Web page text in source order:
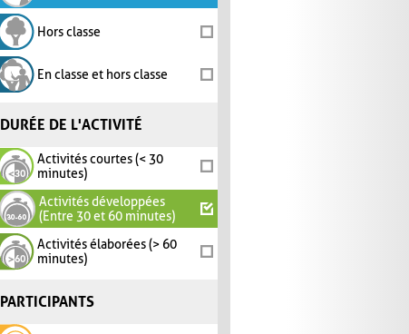
Hors classe
En classe et hors classe
DURÉE DE L'ACTIVITÉ
Activités courtes (< 30
minutes)
Activités développées
(Entre 30 et 60 minutes)
Activités élaborées (> 60
minutes)
PARTICIPANTS